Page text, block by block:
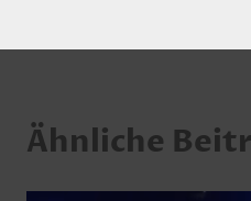
Ähnliche